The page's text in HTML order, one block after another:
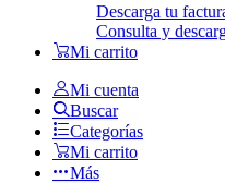
Descarga tu
Consulta y
Mi carrito
Mi cuenta
Buscar
Categorías
Mi carrito
Más